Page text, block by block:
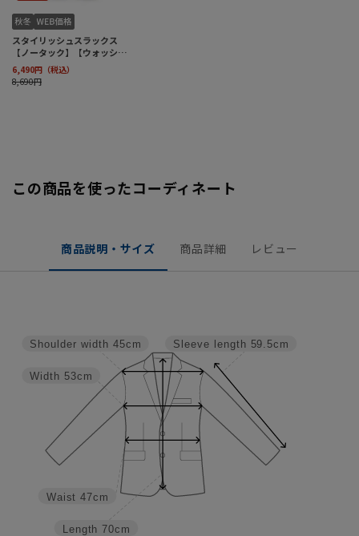
この商品を使ったコーディネート
商品説明・サイズ 商品詳細 レビュー
Sleeve length 59.5cm
Length 70cm
Waist 47cm
Width 53cm
Shoulder width 45cm